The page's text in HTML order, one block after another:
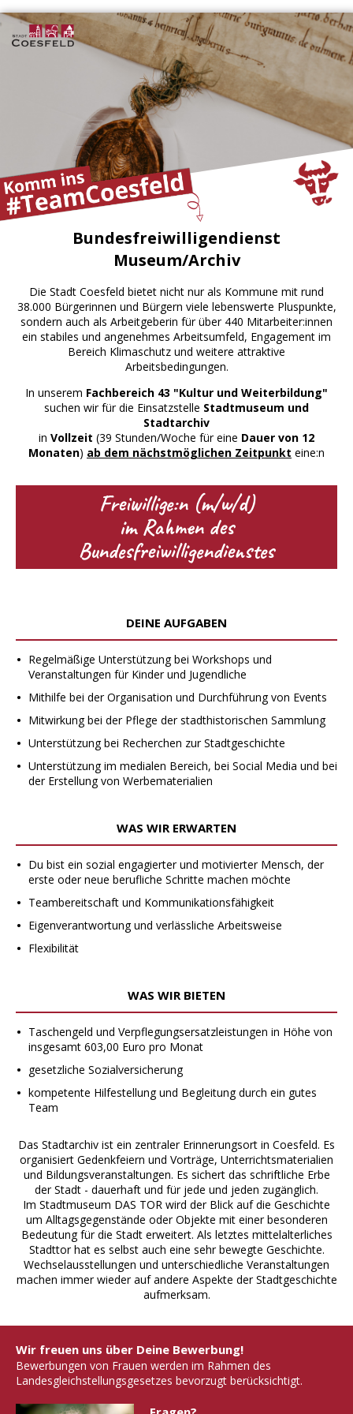
Bundesfreiwilligendienst
Museum/Archiv
Die Stadt Coesfeld bietet nicht nur als Kommune mit rund
38.000 Bürgerinnen und Bürgern viele lebenswerte Pluspunkte,
sondern auch als Arbeitgeberin für über 440 Mitarbeiter:innen
ein stabiles und angenehmes Arbeitsumfeld, Engagement im
Bereich Klimaschutz und weitere attraktive
Arbeitsbedingungen.
In unserem Fachbereich 43 "Kultur und Weiterbildung"
suchen wir für die Einsatzstelle Stadtmuseum und
Stadtarchiv
in Vollzeit (39 Stunden/Woche für eine Dauer von 12
Monaten) ab dem nächstmöglichen Zeitpunkt eine:n
Freiwillige:n (m/w/d)
im Rahmen des
Bundesfreiwilligendienstes
DEINE AUFGABEN
Regelmäßige Unterstützung bei Workshops und
Veranstaltungen für Kinder und Jugendliche
Mithilfe bei der Organisation und Durchführung von Events
Mitwirkung bei der Pflege der stadthistorischen Sammlung
Unterstützung bei Recherchen zur Stadtgeschichte
Unterstützung im medialen Bereich, bei Social Media und bei
der Erstellung von Werbematerialien
WAS WIR ERWARTEN
Du bist ein sozial engagierter und motivierter Mensch, der
erste oder neue berufliche Schritte machen möchte
Teambereitschaft und Kommunikationsfähigkeit
Eigenverantwortung und verlässliche Arbeitsweise
Flexibilität
WAS WIR BIETEN
Taschengeld und Verpflegungsersatzleistungen in Höhe von
insgesamt 603,00 Euro pro Monat
gesetzliche Sozialversicherung
kompetente Hilfestellung und Begleitung durch ein gutes
Team
Das Stadtarchiv ist ein zentraler Erinnerungsort in Coesfeld. Es
organisiert Gedenkfeiern und Vorträge, Unterrichtsmaterialien
und Bildungsveranstaltungen. Es sichert das schriftliche Erbe
der Stadt - dauerhaft und für jede und jeden zugänglich.
Im Stadtmuseum DAS TOR wird der Blick auf die Geschichte
um Alltagsgegenstände oder Objekte mit einer besonderen
Bedeutung für die Stadt erweitert. Als letztes mittelalterliches
Stadttor hat es selbst auch eine sehr bewegte Geschichte.
Wechselausstellungen und unterschiedliche Veranstaltungen
machen immer wieder auf andere Aspekte der Stadtgeschichte
aufmerksam.
Wir freuen uns über Deine Bewerbung!
Bewerbungen von Frauen werden im Rahmen des
Landesgleichstellungsgesetzes bevorzugt berücksichtigt.